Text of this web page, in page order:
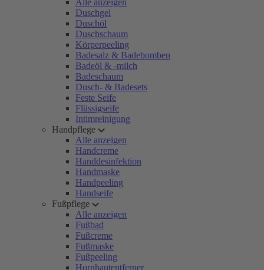
Alle anzeigen
Duschgel
Duschöl
Duschschaum
Körperpeeling
Badesalz & Badebomben
Badeöl & -milch
Badeschaum
Dusch- & Badesets
Feste Seife
Flüssigseife
Intimreinigung
Handpflege
Alle anzeigen
Handcreme
Handdesinfektion
Handmaske
Handpeeling
Handseife
Fußpflege
Alle anzeigen
Fußbad
Fußcreme
Fußmaske
Fußpeeling
Hornhautentferner